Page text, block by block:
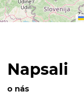
Napsali
o nás